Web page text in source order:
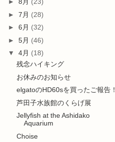
►7月 (28)
►6月 (32)
►5月 (46)
▼4月 (18)
残念ハイキング
お休みのお知らせ
elgatoのHD60sを買ったご報告！
芦田子水族館のくらげ展
Jellyfish at the Ashidako
Aquarium
Choise